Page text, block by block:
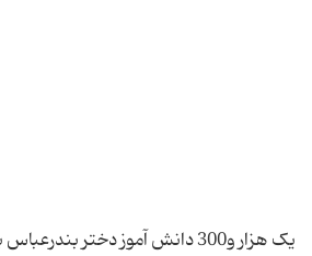
یک هزار و300 دانش آموز دختر